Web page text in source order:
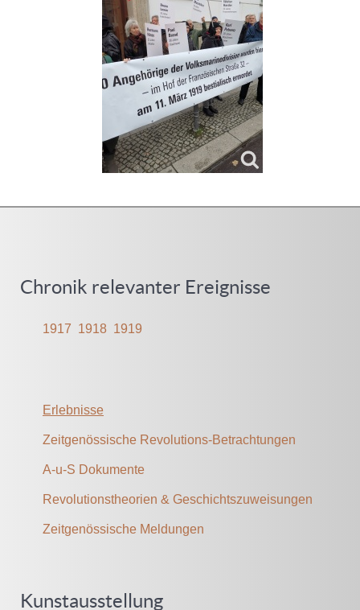
Chronik relevanter Ereignisse
1917 1918 1919
Erlebnisse
Zeitgenössische Revolutions-Betrachtungen
A-u-S Dokumente
Revolutionstheorien & Geschichtszuweisungen
Zeitgenössische Meldungen
Kunstausstellung